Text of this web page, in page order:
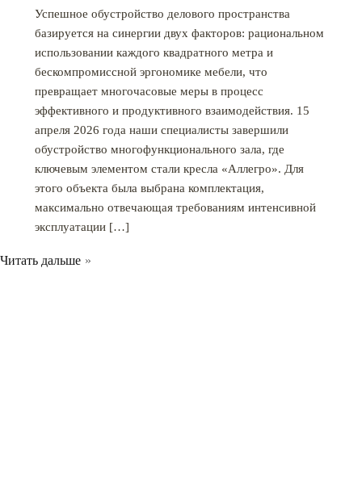
Успешное обустройство делового пространства
базируется на синергии двух факторов: рациональном
использовании каждого квадратного метра и
бескомпромиссной эргономике мебели, что
превращает многочасовые меры в процесс
эффективного и продуктивного взаимодействия. 15
апреля 2026 года наши специалисты завершили
обустройство многофункционального зала, где
ключевым элементом стали кресла «Аллегро». Для
этого объекта была выбрана комплектация,
максимально отвечающая требованиям интенсивной
эксплуатации […]
Читать дальше